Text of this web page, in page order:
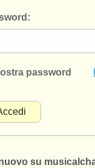
ATS
password
su